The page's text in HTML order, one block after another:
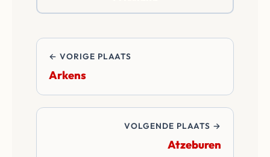
de transactie.
← VORIGE PLAATS
Arkens
VOLGENDE PLAATS →
Atzeburen